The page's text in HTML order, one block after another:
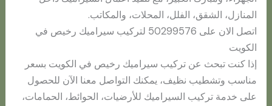
المنازل، الشقق، الفلل، المحلات، والمكاتب.
اتصل الان على 50299576 لتركيب سيراميك رخيص في
الكويت
إذا كنت تبحث عن تركيب سيراميك رخيص في الكويت بسعر
مناسب وتشطيب نظيف، يمكنك التواصل معنا الآن للحصول
على خدمة تركيب السيراميك للأرضيات، الحوائط، الحمامات،